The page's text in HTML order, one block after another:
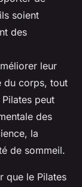
soient
des
leur
du corps, tout
peut
des
la
de sommeil.
que le Pilates